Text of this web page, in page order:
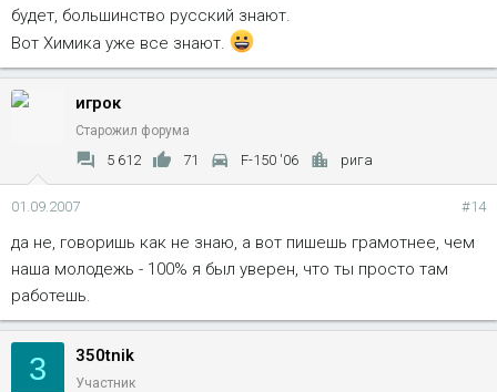
будет, большинство русский знают.
Вот Химика уже все знают.
игрок
Старожил форума
5 612 71 F-150 '06 рига
01.09.2007 #14
да не, говоришь как не знаю, а вот пишешь грамотнее, чем
наша молодежь - 100% я был уверен, что ты просто там
работешь.
3 350tnik
Участник